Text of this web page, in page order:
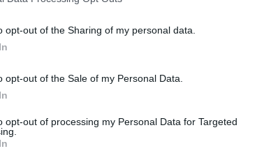
opt-out of the Sharing of my personal data.
opt-out of the Sale of my Personal Data.
opt-out of processing my Personal Data for Targeted
και μάθετε πρώτοι όλες τις
τους ανθρώπους και τους